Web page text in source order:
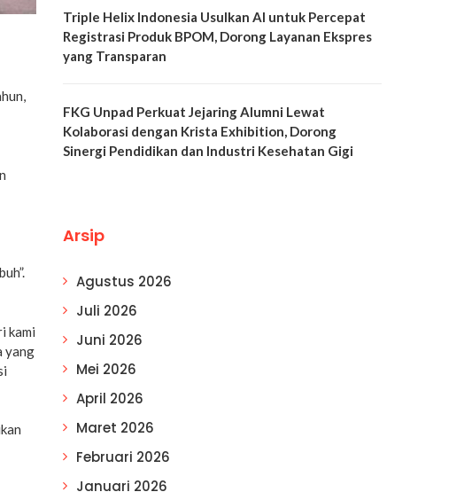
kami
yang
Triple Helix Indonesia Usulkan AI untuk Percepat
Registrasi Produk BPOM, Dorong Layanan Ekspres
yang Transparan
FKG Unpad Perkuat Jejaring Alumni Lewat
Kolaborasi dengan Krista Exhibition, Dorong
Sinergi Pendidikan dan Industri Kesehatan Gigi
Arsip
Agustus 2026
Juli 2026
Juni 2026
Mei 2026
April 2026
Maret 2026
Februari 2026
Januari 2026